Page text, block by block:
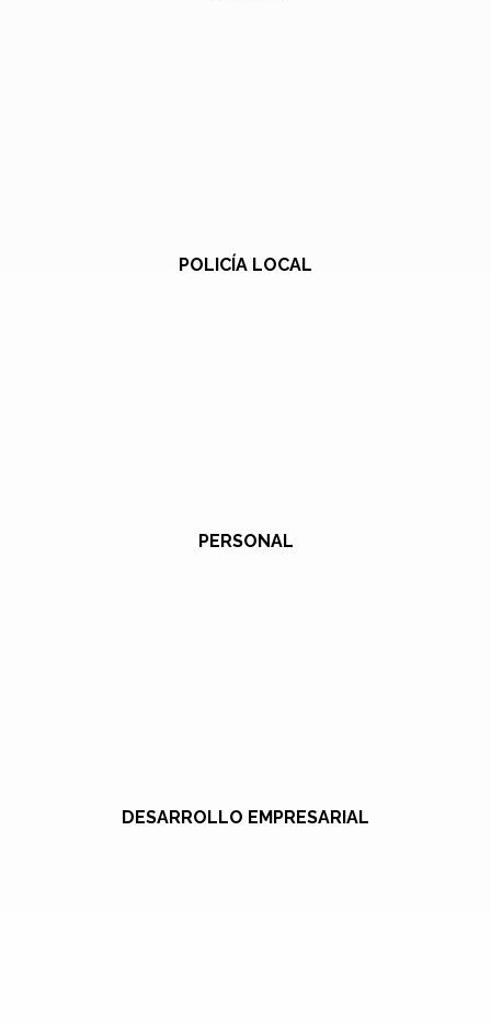
POLICÍA LOCAL
PERSONAL
DESARROLLO EMPRESARIAL